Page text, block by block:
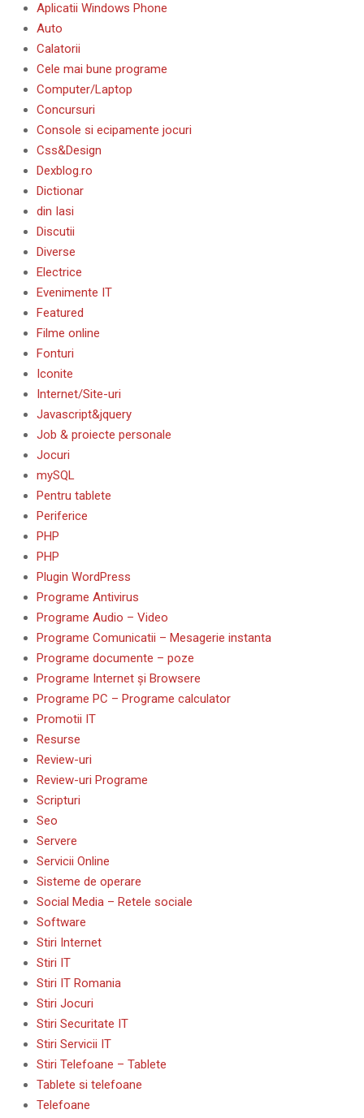
Aplicatii Windows Phone
Auto
Calatorii
Cele mai bune programe
Computer/Laptop
Concursuri
Console si ecipamente jocuri
Css&Design
Dexblog.ro
Dictionar
din Iasi
Discutii
Diverse
Electrice
Evenimente IT
Featured
Filme online
Fonturi
Iconite
Internet/Site-uri
Javascript&jquery
Job & proiecte personale
Jocuri
mySQL
Pentru tablete
Periferice
PHP
PHP
Plugin WordPress
Programe Antivirus
Programe Audio – Video
Programe Comunicatii – Mesagerie instanta
Programe documente – poze
Programe Internet și Browsere
Programe PC – Programe calculator
Promotii IT
Resurse
Review-uri
Review-uri Programe
Scripturi
Seo
Servere
Servicii Online
Sisteme de operare
Social Media – Retele sociale
Software
Stiri Internet
Stiri IT
Stiri IT Romania
Stiri Jocuri
Stiri Securitate IT
Stiri Servicii IT
Stiri Telefoane – Tablete
Tablete si telefoane
Telefoane